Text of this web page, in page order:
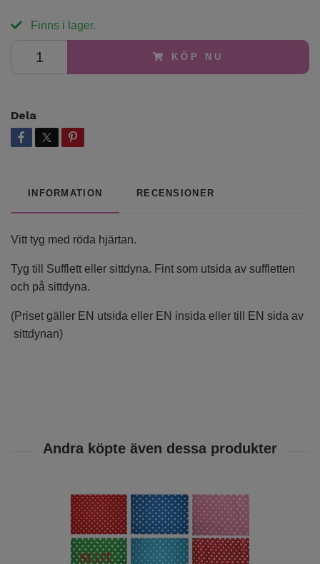
Finns i lager.
KÖP NU
Dela
INFORMATION RECENSIONER
Vitt tyg med röda hjärtan.
Tyg till Sufflett eller sittdyna. Fint som utsida av suffletten
och på sittdyna.
(Priset gäller EN utsida eller EN insida eller till EN sida av
sittdynan)